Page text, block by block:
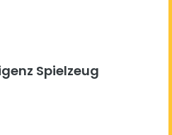
Spielzeug